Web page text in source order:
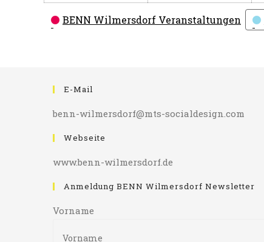
Kategorien
BENN Wilmersdorf Veranstaltungen
E-Mail
benn-wilmersdorf@mts-socialdesign.com
Webseite
www.benn-wilmersdorf.de
Anmeldung BENN Wilmersdorf Newsletter
Vorname